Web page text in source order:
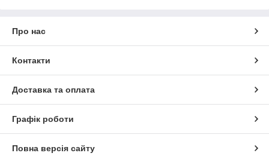
Про нас
Контакти
Доставка та оплата
Графік роботи
Повна версія сайту